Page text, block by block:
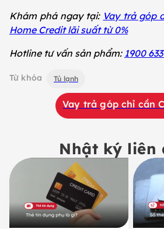
Khám phá ngay tại: Vay trả góp
Home Credit lãi suất từ 0%
Hotline tư vấn sản phẩm: 1900
Từ khóa Tủ lạnh
Vay trả góp chỉ cần
Nhật ký liên